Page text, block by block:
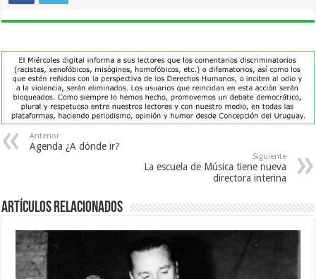
Anterior
Agenda ¿A dónde ir?
Siguiente
La escuela de Música tiene nueva
directora interina
Artículos Relacionados